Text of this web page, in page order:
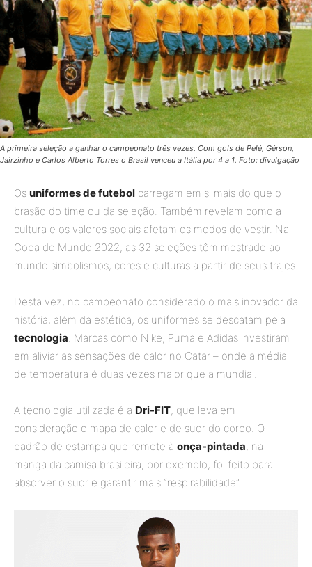
A primeira seleção a ganhar o campeonato três vezes. Com gols de Pelé, Gérson,
Jairzinho e Carlos Alberto Torres o Brasil venceu a Itália por 4 a 1. Foto: divulgação
Os uniformes de futebol carregam em si mais do que o
brasão do time ou da seleção. Também revelam como a
cultura e os valores sociais afetam os modos de vestir. Na
Copa do Mundo 2022, as 32 seleções têm mostrado ao
mundo simbolismos, cores e culturas a partir de seus trajes.
Desta vez, no campeonato considerado o mais inovador da
história, além da estética, os uniformes se descatam pela
tecnologia. Marcas como Nike, Puma e Adidas investiram
em aliviar as sensações de calor no Catar – onde a média
de temperatura é duas vezes maior que a mundial.
A tecnologia utilizada é a Dri-FIT, que leva em
consideração o mapa de calor e de suor do corpo. O
padrão de estampa que remete à onça-pintada, na
manga da camisa brasileira, por exemplo, foi feito para
absorver o suor e garantir mais “respirabilidade”.